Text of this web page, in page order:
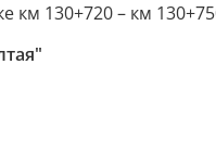
км 130+720 – км